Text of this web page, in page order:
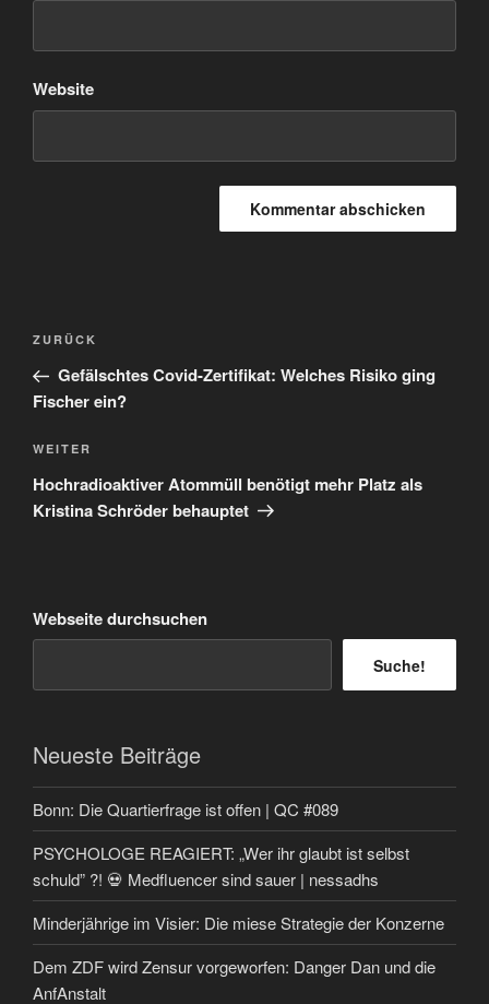
Website
Beitragsnavigation
Vorheriger
Beitrag
ZURÜCK
Gefälschtes Covid-Zertifikat: Welches Risiko ging
Fischer ein?
Nächster
Beitrag
WEITER
Hochradioaktiver Atommüll benötigt mehr Platz als
Kristina Schröder behauptet
Webseite durchsuchen
Suche!
Neueste Beiträge
Bonn: Die Quartierfrage ist offen | QC #089
PSYCHOLOGE REAGIERT: „Wer ihr glaubt ist selbst
schuld” ?! 💀 Medfluencer sind sauer | nessadhs
Minderjährige im Visier: Die miese Strategie der Konzerne
Dem ZDF wird Zensur vorgeworfen: Danger Dan und die
AnfAnstalt